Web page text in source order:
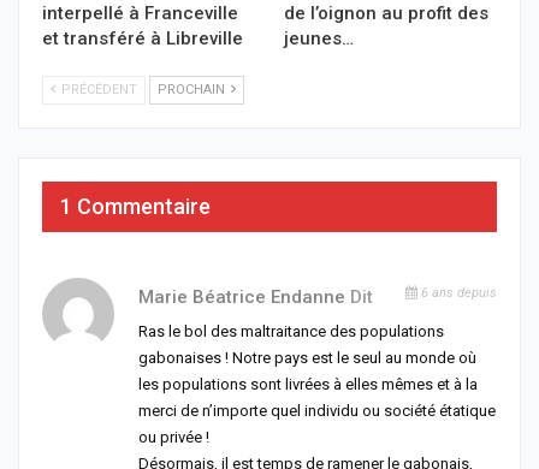
interpellé à Franceville
et transféré à Libreville
de l’oignon au profit des
jeunes…
PRÉCÉDENT PROCHAIN
1 Commentaire
Marie Béatrice Endanne Dit 6 ans depuis
Ras le bol des maltraitance des populations
gabonaises ! Notre pays est le seul au monde où
les populations sont livrées à elles mêmes et à la
merci de n’importe quel individu ou société étatique
ou privée !
Désormais, il est temps de ramener le gabonais,